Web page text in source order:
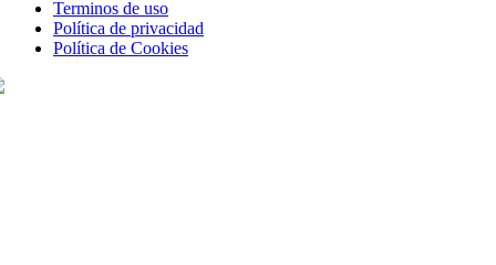
Terminos de uso
Política de privacidad
Política de Cookies